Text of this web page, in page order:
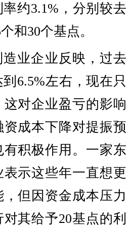
约3.1%，分别较去
和30个基点。
业企业反映，过去
6.5%左右，现在只
对企业盈亏的影响
成本下降对提振预
积极作用。一家东
示这些年一直想更
但因资金成本压力
其给予20基点的利